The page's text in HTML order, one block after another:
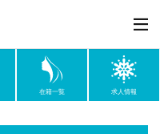
在籍一覧 求人情報